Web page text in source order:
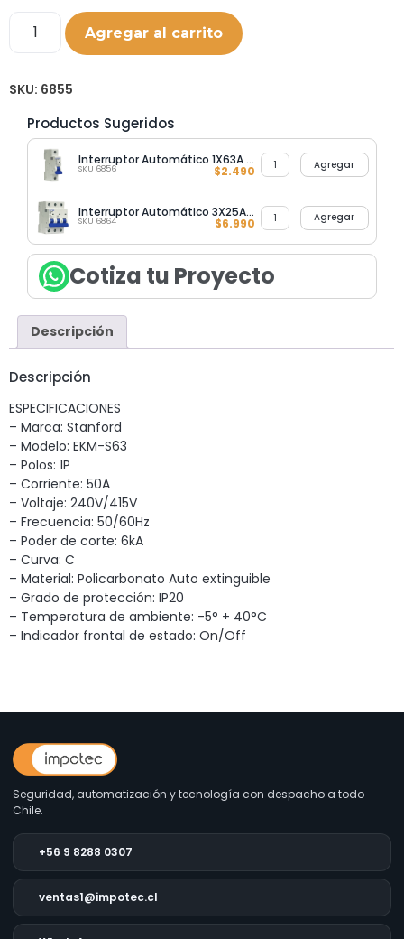
Agregar al carrito
SKU: 6855
Productos Sugeridos
Interruptor Automático 1X63A 6KA Curva C Stanford
SKU 6856 $2.490 Agregar
Interruptor Automático 3X25A 6KA Curva C Stanford
SKU 6864 $6.990 Agregar
Cotiza tu Proyecto
Descripción
Descripción
ESPECIFICACIONES
– Marca: Stanford
– Modelo: EKM-S63
– Polos: 1P
– Corriente: 50A
– Voltaje: 240V/415V
– Frecuencia: 50/60Hz
– Poder de corte: 6kA
– Curva: C
– Material: Policarbonato Auto extinguible
– Grado de protección: IP20
– Temperatura de ambiente: -5° + 40°C
– Indicador frontal de estado: On/Off
Seguridad, automatización y tecnología con despacho a todo
Chile.
+56 9 8288 0307
ventas1@impotec.cl